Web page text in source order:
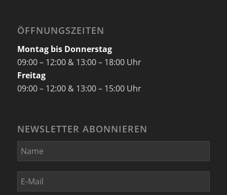
ÖFFNUNGSZEITEN
Montag bis Donnerstag
09:00 – 12:00 & 13:00 – 18:00 Uhr
Freitag
09:00 – 12:00 & 13:00 – 15:00 Uhr
NEWSLETTER ABONNIEREN